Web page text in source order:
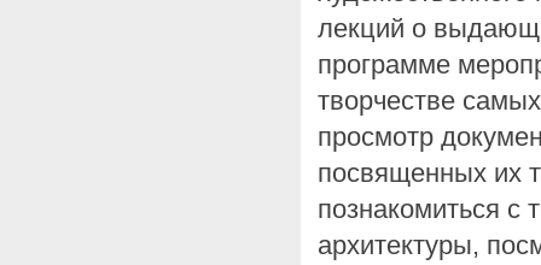
лекций о
программе
творчестве
просмотр
посвященных их
познакомиться с
архитектуры,